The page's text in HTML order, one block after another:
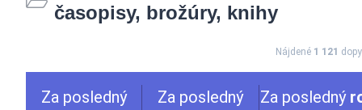
časopisy, brožúry, knihy
Nájdené 1 121
Za posledný
Za posledný
Za posledný